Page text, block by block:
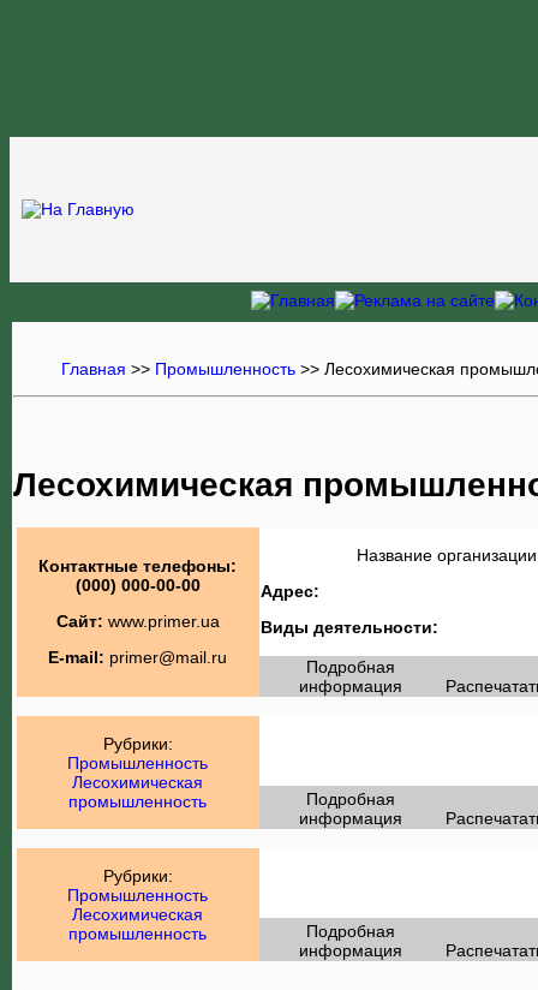
Главная >> Промышленность >> Лесохимическая
Лесохимическая
Контактные телефоны:
(000) 000-00-00
Сайт: www.primer.ua
E-mail: primer@mail.ru
Название организации
Адрес:
Виды деятельности:
Подробная
информация
Рубрики:
Промышленность
Лесохимическая
промышленность
Подробная
информация
Рубрики:
Промышленность
Лесохимическая
промышленность
Подробная
информация